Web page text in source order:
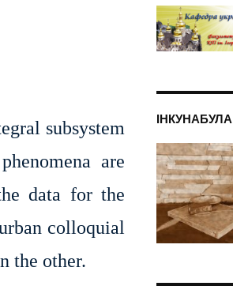
subsystem
are
data for the
colloquial
the other.
ІНКУНАБУЛА